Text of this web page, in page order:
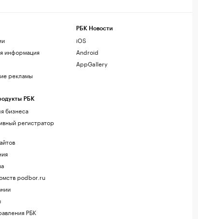
информация
рекламы
РБК
бизнеса
регистратор
podbor.ru
РБК
РБК Новости
iOS
Android
AppGallery